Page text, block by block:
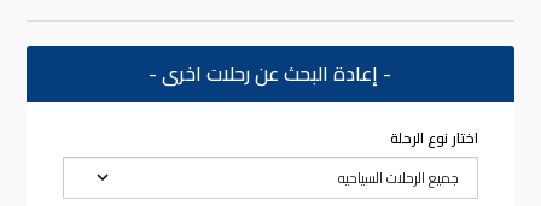
- إعادة البحث عن رحلات اخرى -
اختار نوع الرحلة